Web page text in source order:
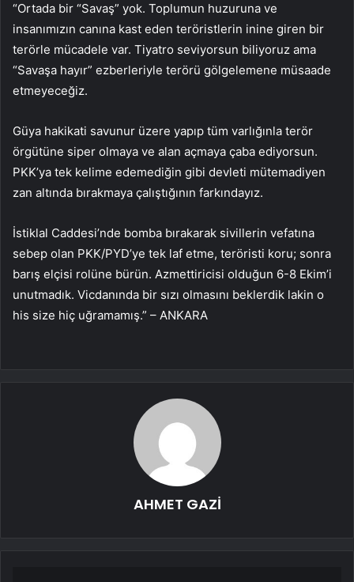
“Ortada bir “Savaş” yok. Toplumun huzuruna ve
insanımızın canına kast eden teröristlerin inine giren bir
terörle mücadele var. Tiyatro seviyorsun biliyoruz ama
“Savaşa hayır” ezberleriyle terörü gölgelemene müsaade
etmeyeceğiz.
Güya hakikati savunur üzere yapıp tüm varlığınla terör
örgütüne siper olmaya ve alan açmaya çaba ediyorsun.
PKK’ya tek kelime edemediğin gibi devleti mütemadiyen
zan altında bırakmaya çalıştığının farkındayız.
İstiklal Caddesi’nde bomba bırakarak sivillerin vefatına
sebep olan PKK/PYD’ye tek laf etme, teröristi koru; sonra
barış elçisi rolüne bürün. Azmettiricisi olduğun 6-8 Ekim’i
unutmadık. Vicdanında bir sızı olmasını beklerdik lakin o
his size hiç uğramamış.” – ANKARA
AHMET GAZİ